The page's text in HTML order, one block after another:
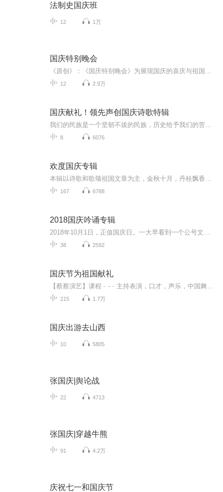
法制史国庆班
12 1万
国庆特别晚会
12 2.9万
国庆献礼！领先声创国庆诗歌特辑
8 6076
欢度国庆专辑
167 6788
2018国庆吟诵专辑
38 2592
国庆节为祖国献礼
215 1.7万
国庆出游去山西
10 5805
张国庆|舆论战
22 4713
张国庆|穿越牛熊
91 4.2万
庆祝七一和国庆节